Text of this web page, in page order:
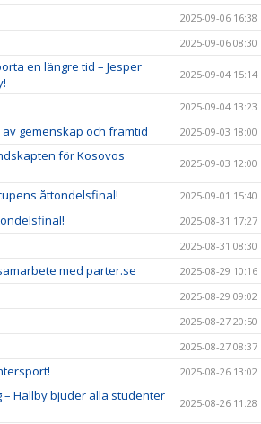
2025-09-06 16:38
2025-09-06 08:30
en längre tid – Jesper
2025-09-04 15:14
2025-09-04 13:23
gemenskap och framtid 2025-09-03 18:00
för Kosovos
2025-09-03 12:00
åttondelsfinal! 2025-09-01 15:40
2025-08-31 17:27
2025-08-31 08:30
med parter.se 2025-08-29 10:16
2025-08-29 09:02
2025-08-27 20:50
2025-08-27 08:37
2025-08-26 13:02
– Hallby bjuder alla studenter
2025-08-26 11:28